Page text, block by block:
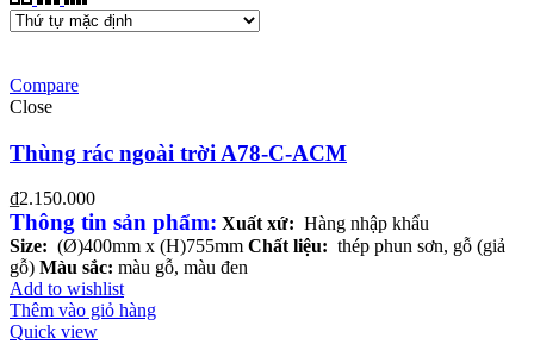
Compare
Close
Thùng rác ngoài trời A78-C-ACM
₫2.150.000
Thông tin sản phẩm: Xuất xứ: Hàng nhập khẩu
Size: (Ø)400mm x (H)755mm Chất liệu: thép phun sơn, gỗ (giả
gỗ) Màu sắc: màu gỗ, màu đen
Add to wishlist
Thêm vào giỏ hàng
Quick view